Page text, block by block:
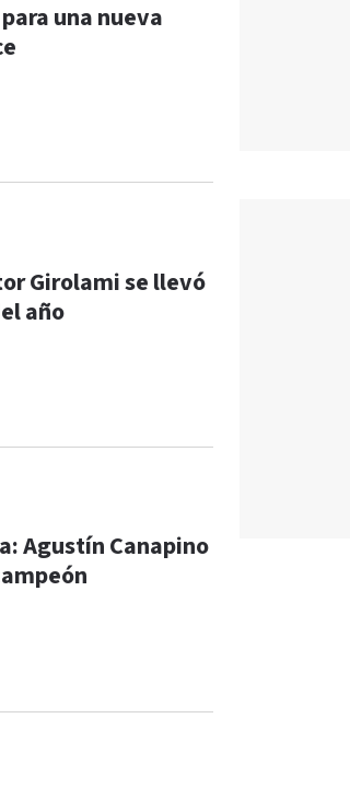
una nueva
Girolami se llevó
año
Agustín Canapino